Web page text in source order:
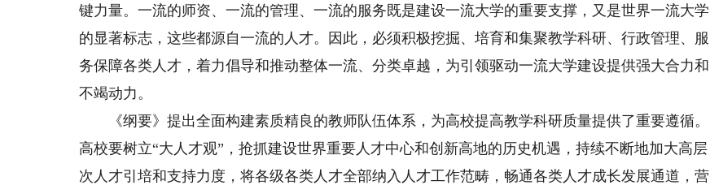
键力量。一流的师资、一流的管理、一流的服务既是建设一流大学的重要支撑，又是世界一流大学
的显著标志，这些都源自一流的人才。因此，必须积极挖掘、培育和集聚教学科研、行政管理、服
务保障各类人才，着力倡导和推动整体一流、分类卓越，为引领驱动一流大学建设提供强大合力和
不竭动力。
《纲要》提出全面构建素质精良的教师队伍体系，为高校提高教学科研质量提供了重要遵循。
高校要树立“大人才观”，抢抓建设世界重要人才中心和创新高地的历史机遇，持续不断地加大高层
次人才引培和支持力度，将各级各类人才全部纳入人才工作范畴，畅通各类人才成长发展通道，营